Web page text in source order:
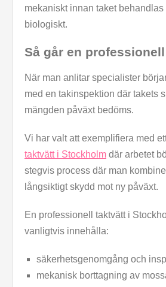
mekaniskt innan taket
biologiskt.
Så går en
När man anlitar specialister
med en takinspektion där takets
mängden påväxt bedöms.
Vi har valt att exemplifiera med
taktvätt i Stockholm där arbetet
stegvis process där man
långsiktigt skydd mot ny påväxt.
En professionell taktvätt i
vanligtvis innehålla:
säkerhetsgenomgång och
mekanisk borttagning av